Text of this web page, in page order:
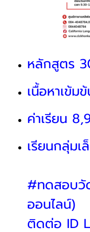
หลักสูตร
เนื้อหาเข้ม
ค่าเรียน
เรียนกลุ่ม
#ทดสอบวั
ออนไลน์)
ติดต่อ ID